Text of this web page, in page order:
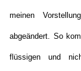
meinen
abgeändert. So
flüssigen und